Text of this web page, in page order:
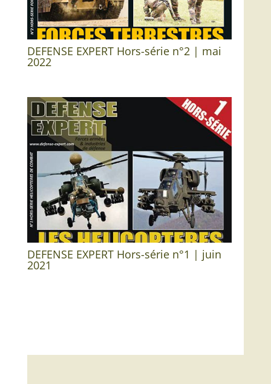
DEFENSE EXPERT Hors-série n°2 | mai
2022
DEFENSE EXPERT Hors-série n°1 | juin
2021